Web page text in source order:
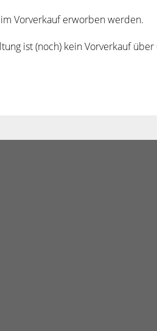
Vorverkauf erworben werden.
ist (noch) kein Vorverkauf